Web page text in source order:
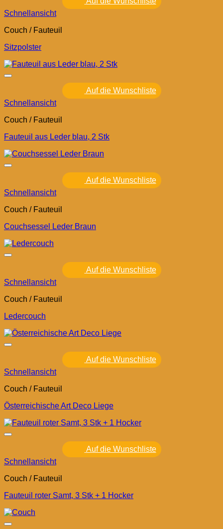
Schnellansicht
Couch / Fauteuil
Sitzpolster
Auf die Wunschliste
Schnellansicht
Couch / Fauteuil
Fauteuil aus Leder blau, 2 Stk
Auf die Wunschliste
Schnellansicht
Couch / Fauteuil
Couchsessel Leder Braun
Auf die Wunschliste
Schnellansicht
Couch / Fauteuil
Ledercouch
Auf die Wunschliste
Schnellansicht
Couch / Fauteuil
Österreichische Art Deco Liege
Auf die Wunschliste
Schnellansicht
Couch / Fauteuil
Fauteuil roter Samt, 3 Stk + 1 Hocker